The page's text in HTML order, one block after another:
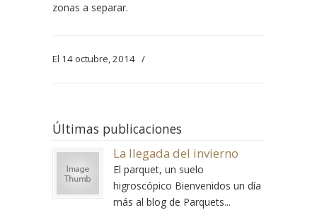
zonas a separar.
El 14 octubre, 2014 /
Últimas publicaciones
La llegada del invierno
El parquet, un suelo
higroscópico Bienvenidos un día
más al blog de Parquets...